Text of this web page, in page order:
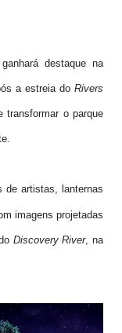
destaque na
a estreia do Rivers
transformar o parque
de artistas, lanternas
imagens projetadas
Discovery River, na